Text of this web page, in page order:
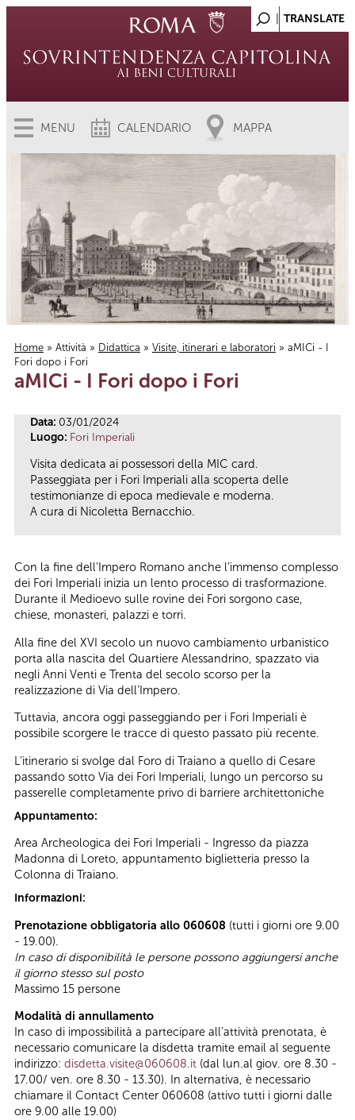
MENU CALENDARIO MAPPA
Tu sei qui
Home » Attività » Didattica » Visite, itinerari e laboratori » aMICi - I
Fori dopo i Fori
aMICi - I Fori dopo i Fori
Data: 03/01/2024
Luogo: Fori Imperiali
Visita dedicata ai possessori della MIC card.
Passeggiata per i Fori Imperiali alla scoperta delle
testimonianze di epoca medievale e moderna.
A cura di Nicoletta Bernacchio.
Con la fine dell’Impero Romano anche l’immenso complesso
dei Fori Imperiali inizia un lento processo di trasformazione.
Durante il Medioevo sulle rovine dei Fori sorgono case,
chiese, monasteri, palazzi e torri.
Alla fine del XVI secolo un nuovo cambiamento urbanistico
porta alla nascita del Quartiere Alessandrino, spazzato via
negli Anni Venti e Trenta del secolo scorso per la
realizzazione di Via dell’Impero.
Tuttavia, ancora oggi passeggiando per i Fori Imperiali è
possibile scorgere le tracce di questo passato più recente.
L’itinerario si svolge dal Foro di Traiano a quello di Cesare
passando sotto Via dei Fori Imperiali, lungo un percorso su
passerelle completamente privo di barriere architettoniche
Appuntamento:
Area Archeologica dei Fori Imperiali - Ingresso da piazza
Madonna di Loreto, appuntamento biglietteria presso la
Colonna di Traiano.
Informazioni:
Prenotazione obbligatoria allo 060608 (tutti i giorni ore 9.00
- 19.00).
In caso di disponibilità le persone possono aggiungersi anche
il giorno stesso sul posto
Massimo 15 persone
Modalità di annullamento
In caso di impossibilità a partecipare all’attività prenotata, è
necessario comunicare la disdetta tramite email al seguente
indirizzo: disdetta.visite@060608.it (dal lun.al giov. ore 8.30 -
17.00/ ven. ore 8.30 - 13.30). In alternativa, è necessario
chiamare il Contact Center 060608 (attivo tutti i giorni dalle
ore 9.00 alle 19.00)